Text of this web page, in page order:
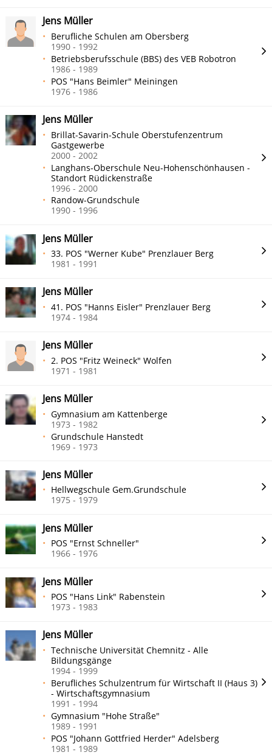
Jens Müller
Berufliche Schulen am Obersberg
1990 - 1992
Betriebsberufsschule (BBS) des VEB Robotron
1986 - 1989
POS "Hans Beimler" Meiningen
1976 - 1986
Jens Müller
Brillat-Savarin-Schule Oberstufenzentrum
Gastgewerbe
2000 - 2002
Langhans-Oberschule Neu-Hohenschönhausen -
Standort Rüdickenstraße
1996 - 2000
Randow-Grundschule
1990 - 1996
Jens Müller
33. POS "Werner Kube" Prenzlauer Berg
1981 - 1991
Jens Müller
41. POS "Hanns Eisler" Prenzlauer Berg
1974 - 1984
Jens Müller
2. POS "Fritz Weineck" Wolfen
1971 - 1981
Jens Müller
Gymnasium am Kattenberge
1973 - 1982
Grundschule Hanstedt
1969 - 1973
Jens Müller
Hellwegschule Gem.Grundschule
1975 - 1979
Jens Müller
POS "Ernst Schneller"
1966 - 1976
Jens Müller
POS "Hans Link" Rabenstein
1973 - 1983
Jens Müller
Technische Universität Chemnitz - Alle
Bildungsgänge
1994 - 1999
Berufliches Schulzentrum für Wirtschaft II (Haus 3)
- Wirtschaftsgymnasium
1991 - 1994
Gymnasium "Hohe Straße"
1989 - 1991
POS "Johann Gottfried Herder" Adelsberg
1981 - 1989